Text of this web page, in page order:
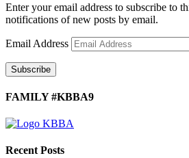
Enter your email address to subscribe to
notifications of new posts by email.
Email Address
Subscribe
FAMILY #KBBA9
Recent Posts